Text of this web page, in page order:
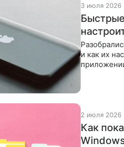
3 июля 2026
и как их
2 июля 2026
Как